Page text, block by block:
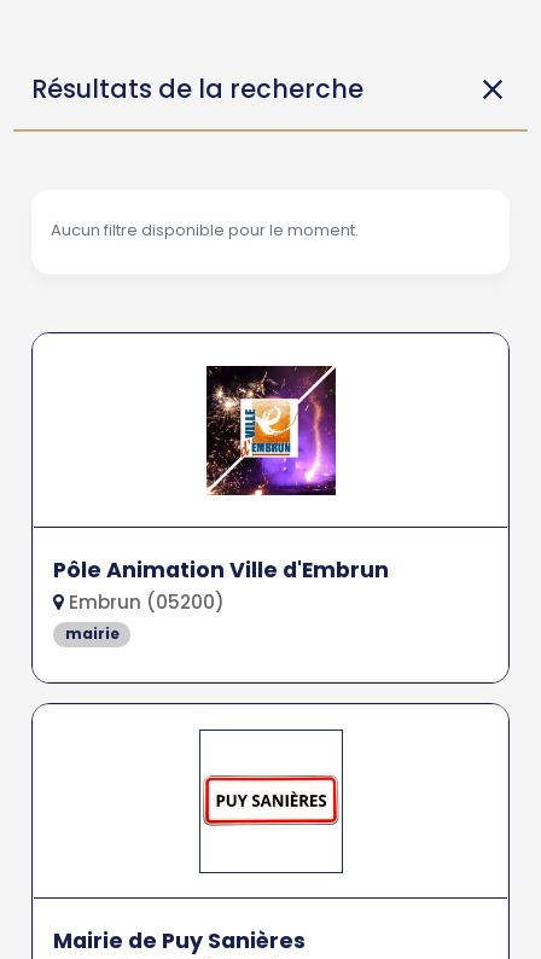
Résultats de la recherche
Aucun filtre disponible pour le moment.
Pôle Animation Ville d'Embrun
Embrun (05200)
mairie
Mairie de Puy Sanières